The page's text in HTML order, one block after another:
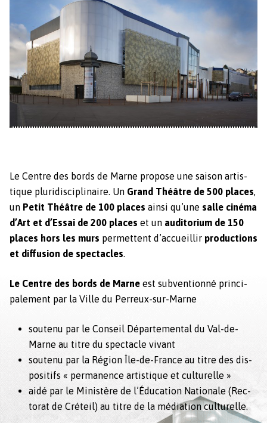
Le Cen­tre des bor­ds de Marne pro­pose une sai­son artis­
tique pluridis­ci­plinaire. Un Grand Théâtre de 500 places,
un Petit Théâtre de 100 places ain­si qu’une salle ciné­ma
d’Art et d’Essai de 200 places et un audi­to­ri­um de 150
places hors les murs per­me­t­tent d’accueillir pro­duc­tions
et dif­fu­sion de spec­ta­cles.
Le Cen­tre des bor­ds de Marne est sub­ven­tion­né prin­ci­
pale­ment par la Ville du Per­reux-sur-Marne
soutenu par le Con­seil Départe­men­tal du Val-de-
Marne au titre du spec­ta­cle vivant
soutenu par la Région Île-de-France au titre des dis­
posi­tifs « per­ma­nence artis­tique et cul­turelle »
aidé par le Min­istère de l’Éducation Nationale (Rec­
torat de Créteil) au titre de la médi­a­tion cul­turelle.